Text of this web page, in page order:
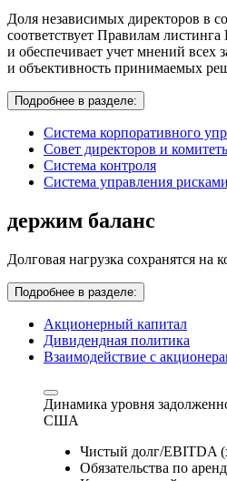
Доля независимых директоров в
соответствует Правилам
и обеспечивает учет мнений всех
и объективность принимаемых
Подробнее в разделе:
Система корпоративного
Совет директоров и
Система контроля
Система управления рисками
держим баланс
Долговая нагрузка сохранятся на
Подробнее в разделе:
Акционерный капитал
Дивидендная политика
Взаимодействие с
Динамика уровня
США
Чистый долг/EBITDA
Обязательства по